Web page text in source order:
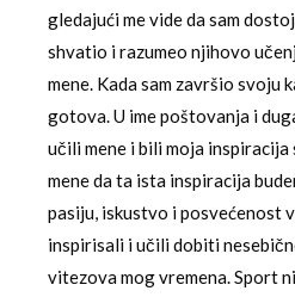
gledajući me vide da sam
shvatio i razumeo njihovo
mene. Kada sam završio svoju
gotova. U ime poštovanja i
učili mene i bili moja inspiracija
mene da ta ista inspiracija
pasiju, iskustvo i posvećenost
inspirisali i učili dobiti
vitezova mog vremena. Sport